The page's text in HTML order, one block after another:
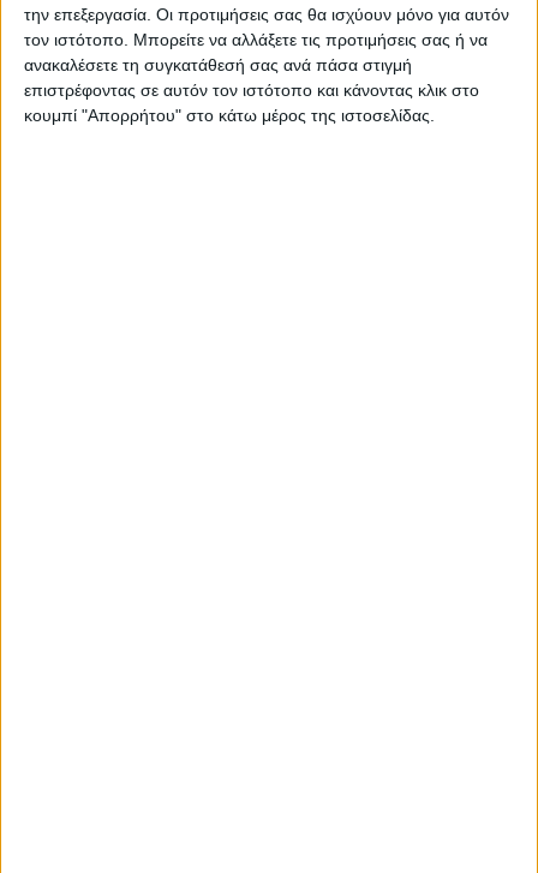
την επεξεργασία. Οι προτιμήσεις σας θα ισχύουν μόνο για αυτόν
τον ιστότοπο. Μπορείτε να αλλάξετε τις προτιμήσεις σας ή να
ανακαλέσετε τη συγκατάθεσή σας ανά πάσα στιγμή
επιστρέφοντας σε αυτόν τον ιστότοπο και κάνοντας κλικ στο
κουμπί "Απορρήτου" στο κάτω μέρος της ιστοσελίδας.